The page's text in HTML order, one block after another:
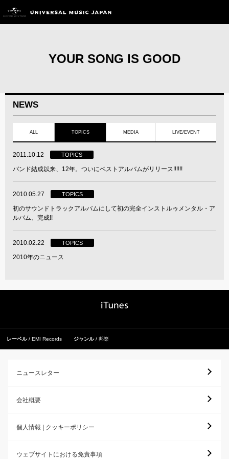
YOUR SONG IS GOOD
NEWS
ALL TOPICS MEDIA LIVE/EVENT
2011.10.12 TOPICS
バンド結成以来、12年。ついにベストアルバムがリリース!!!!!!
2010.05.27 TOPICS
初のサウンドトラックアルバムにして初の完全インストルゥメンタル・ア
ルバム、完成!!
2010.02.22 TOPICS
2010年のニュース
レーベル EMI Records ジャンル 邦楽
ニュースレター
会社概要
個人情報 | クッキーポリシー
ウェブサイトにおける免責事項